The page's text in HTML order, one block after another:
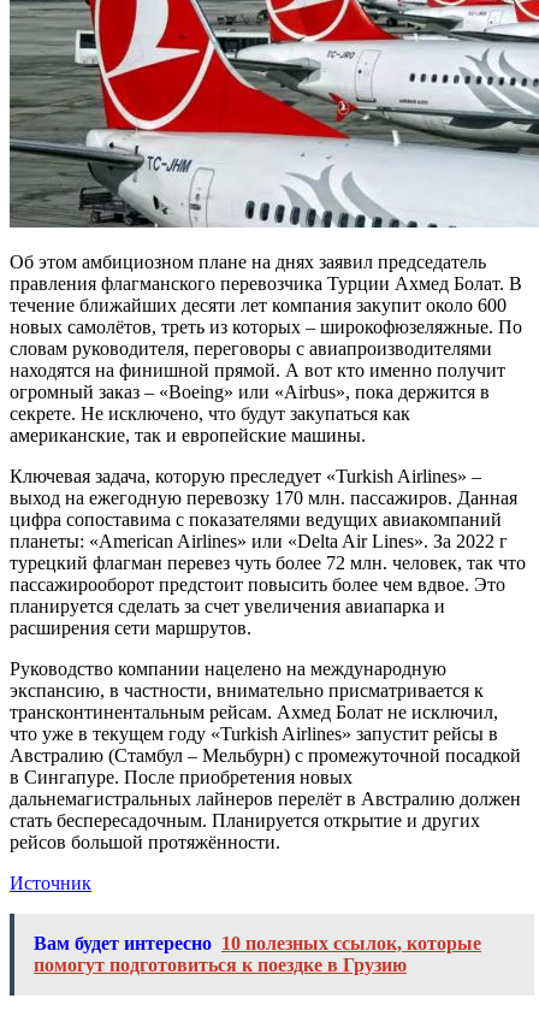
Об этом амбициозном плане на днях заявил председатель
правления флагманского перевозчика Турции Ахмед Болат. В
течение ближайших десяти лет компания закупит около 600
новых самолётов, треть из которых – широкофюзеляжные. По
словам руководителя, переговоры с авиапроизводителями
находятся на финишной прямой. А вот кто именно получит
огромный заказ – «Boeing» или «Airbus», пока держится в
секрете. Не исключено, что будут закупаться как
американские, так и европейские машины.
Ключевая задача, которую преследует «Turkish Airlines» –
выход на ежегодную перевозку 170 млн. пассажиров. Данная
цифра сопоставима с показателями ведущих авиакомпаний
планеты: «American Airlines» или «Delta Air Lines». За 2022 г
турецкий флагман перевез чуть более 72 млн. человек, так что
пассажирооборот предстоит повысить более чем вдвое. Это
планируется сделать за счет увеличения авиапарка и
расширения сети маршрутов.
Руководство компании нацелено на международную
экспансию, в частности, внимательно присматривается к
трансконтинентальным рейсам. Ахмед Болат не исключил,
что уже в текущем году «Turkish Airlines» запустит рейсы в
Австралию (Стамбул – Мельбурн) с промежуточной посадкой
в Сингапуре. После приобретения новых
дальнемагистральных лайнеров перелёт в Австралию должен
стать беспересадочным. Планируется открытие и других
рейсов большой протяжённости.
Источник
Вам будет интересно 10 полезных ссылок, которые
помогут подготовиться к поездке в Грузию